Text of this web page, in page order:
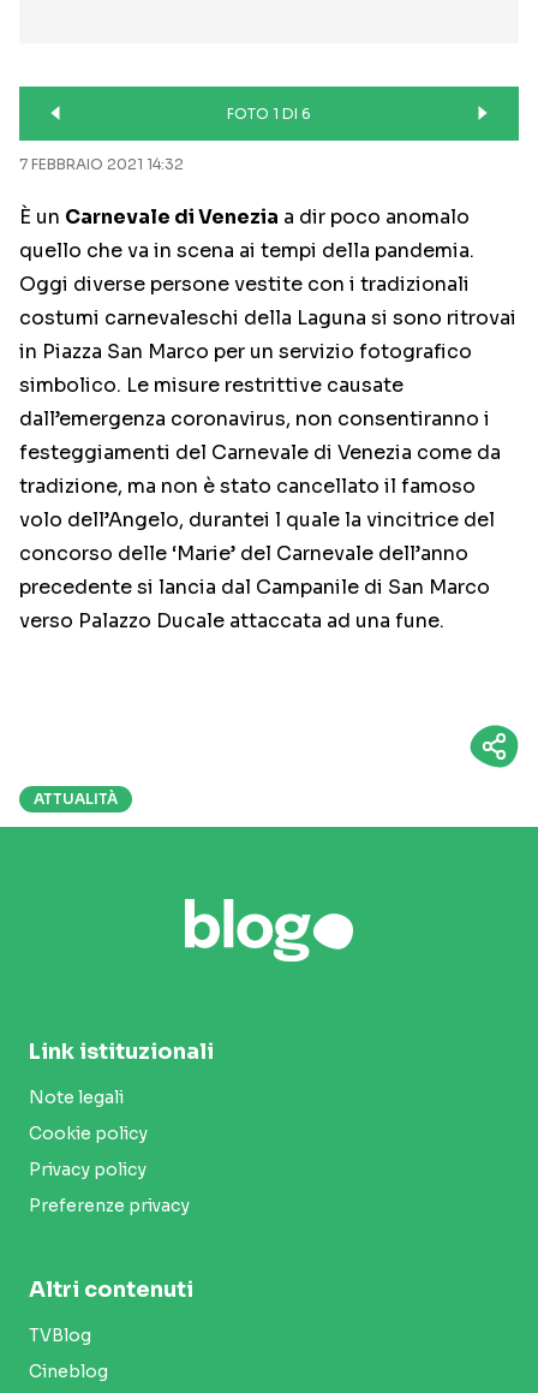
FOTO 1 DI 6
7 FEBBRAIO 2021 14:32
È un Carnevale di Venezia a dir poco anomalo
quello che va in scena ai tempi della pandemia.
Oggi diverse persone vestite con i tradizionali
costumi carnevaleschi della Laguna si sono ritrovai
in Piazza San Marco per un servizio fotografico
simbolico. Le misure restrittive causate
dall’emergenza coronavirus, non consentiranno i
festeggiamenti del Carnevale di Venezia come da
tradizione, ma non è stato cancellato il famoso
volo dell’Angelo, durantei l quale la vincitrice del
concorso delle ‘Marie’ del Carnevale dell’anno
precedente si lancia dal Campanile di San Marco
verso Palazzo Ducale attaccata ad una fune.
ATTUALITÀ
Link istituzionali
Note legali
Cookie policy
Privacy policy
Preferenze privacy
Altri contenuti
TVBlog
Cineblog